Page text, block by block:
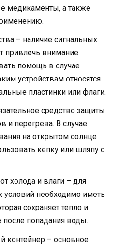
медикаменты, а также
– наличие сигнальных
привлечь внимание
помощь в случае
устройствам относятся
пластинки или флаги.
средство защиты
и перегрева. В случае
на открытом солнце
кепку или шляпу с
холода и влаги – для
условий необходимо иметь
сохраняет тепло и
после попадания воды.
контейнер – основное